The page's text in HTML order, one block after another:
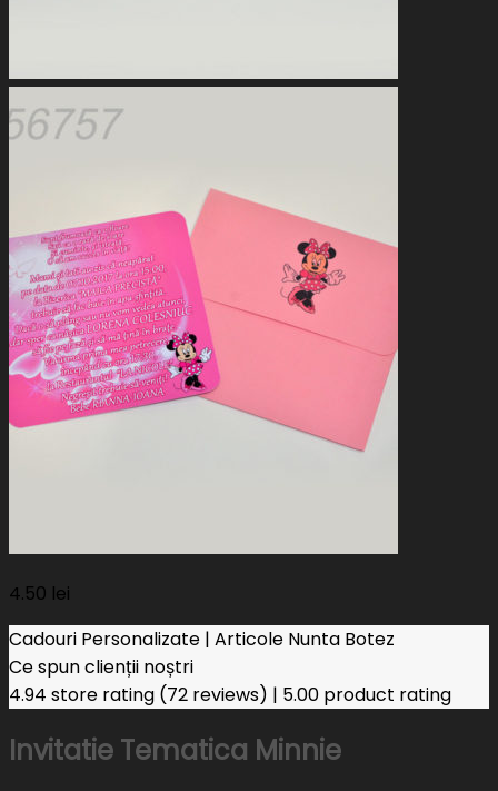
4.50 lei
Cadouri Personalizate | Articole Nunta Botez
Ce spun clienții noștri
4.94 store rating (72 reviews) | 5.00 product rating
Invitatie Tematica Minnie